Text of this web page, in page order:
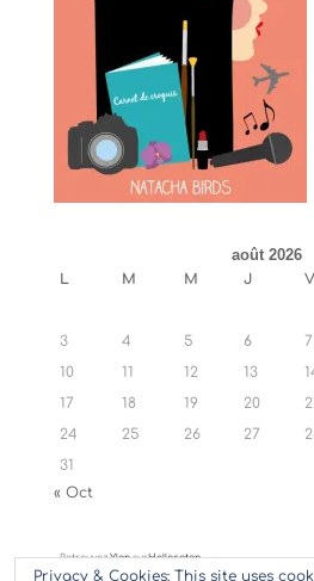
août 2026
L M M J V
3
4 5 6 7
10
11 12 13
17
18 19 20
24
25 26 27
31
« Oct
RetrouvezYlansurHellocoton
Privacy & Cookies: This site uses